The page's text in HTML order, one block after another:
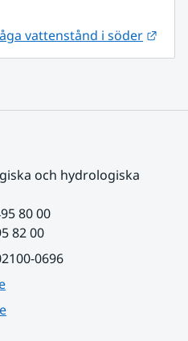
vattenstånd i söder
och hydrologiska
80 00
82 00
0696